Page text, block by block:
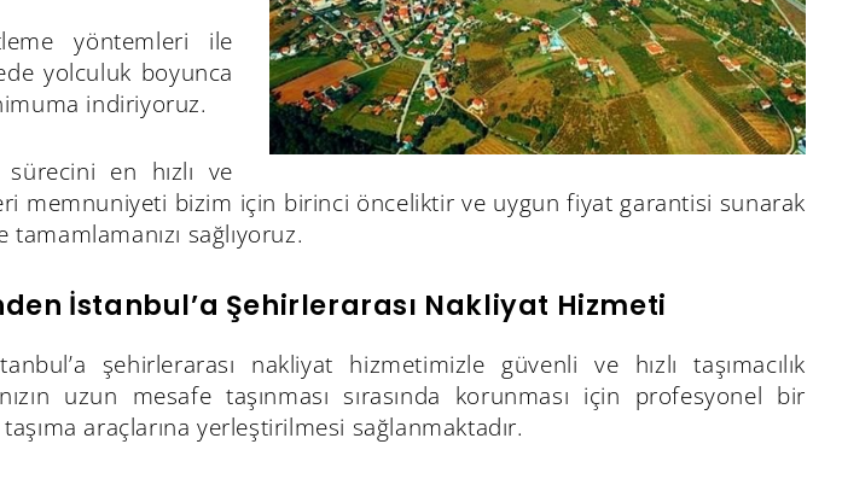
yöntemleri ile
yolculuk boyunca
indiriyoruz.
en hızlı ve
memnuniyeti bizim için birinci önceliktir ve uygun fiyat garantisi sunarak
tamamlamanızı sağlıyoruz.
İstanbul’a Şehirlerarası Nakliyat Hizmeti
şehirlerarası nakliyat hizmetimizle güvenli ve hızlı taşımacılık
uzun mesafe taşınması sırasında korunması için profesyonel bir
araçlarına yerleştirilmesi sağlanmaktadır.